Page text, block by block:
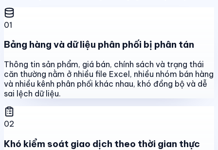
01
Bảng hàng và dữ liệu phân phối bị phân tán
Thông tin sản phẩm, giá bán, chính sách và trạng thái
căn thường nằm ở nhiều file Excel, nhiều nhóm bán hàng
và nhiều kênh phân phối khác nhau, khó đồng bộ và dễ
sai lệch dữ liệu.
02
Khó kiểm soát giao dịch theo thời gian thực